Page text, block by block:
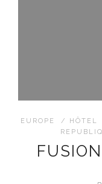
EUROPE / HÔTEL